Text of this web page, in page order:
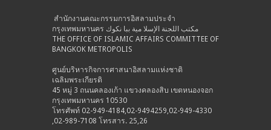
สำนักงานคณะกรรมการอิสลามประจำ
กรุงเทพมหานคร مكتب اللجنة الإسلا مية ببا نكوك
THE OFFICE OF ISLAMIC AFFAIRS COMMITTEE OF
BANGKOK METROPOLIS
ศูนย์บริหารกิจการศาสนาอิสลามแห่งชาติ
เฉลิมพระเกียรติ
45 หมู่ 3 ถนนคลองเก้า แขวงคลองสิบ เขตหนองจอก
กรุงเทพมหานคร 10530
โทรศัพท์ 02-949-4184,02-9494259,02-949-4330
,02-989-7108 โทรสาร. 25,26